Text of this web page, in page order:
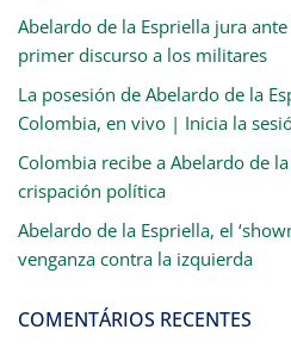
Abelardo de la Espriella jura
primer discurso a los militares
La posesión de Abelardo de la
Colombia, en vivo | Inicia la
Colombia recibe a Abelardo de
crispación política
Abelardo de la Espriella, el
venganza contra la izquierda
COMENTÁRIOS RECENTES